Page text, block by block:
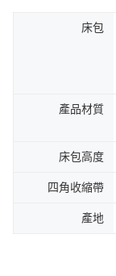
床包
產品材質
床包高度
四角收縮帶
產地